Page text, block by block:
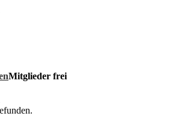
Mitglieder frei